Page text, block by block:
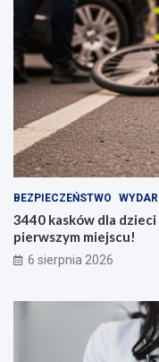
BEZPIECZEŃSTWO
3440 kasków dla
pierwszym miejscu!
6 sierpnia 2026